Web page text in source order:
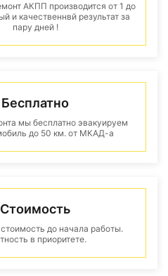
АКПП производится от 1 до
и качественнвй результат за
пару дней !
Бесплатно
мы бесплатно эвакуируем
до 50 км. от МКАД-а
Стоимость
до начала работы.
в приоритете.